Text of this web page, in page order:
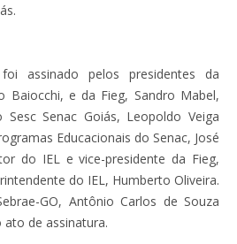
assinado pelos presidentes da
Baiocchi, e da Fieg, Sandro Mabel,
Senac Goiás, Leopoldo Veiga
Educacionais do Senac, José
do IEL e vice-presidente da Fieg,
do IEL, Humberto Oliveira.
GO, Antônio Carlos de Souza
de assinatura.